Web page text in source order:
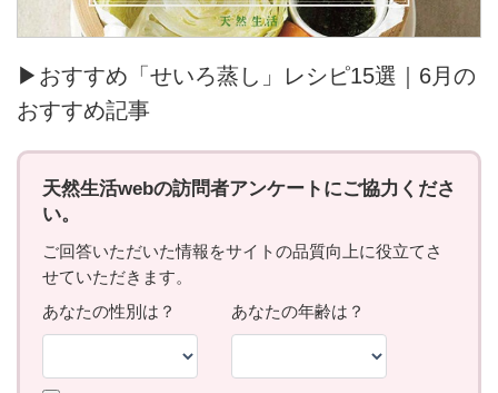
▶おすすめ「せいろ蒸し」レシピ15選｜6月の
おすすめ記事